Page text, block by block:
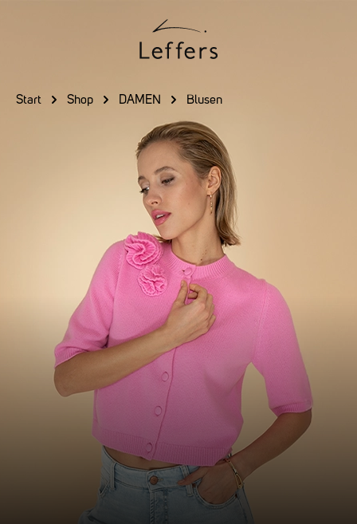
Start Shop DAMEN Blusen